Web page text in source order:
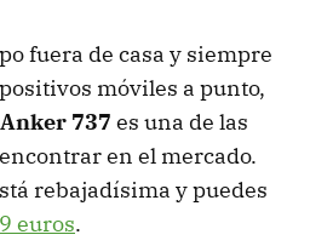
fuera de casa y siempre
móviles a punto,
737 es una de las
en el mercado.
rebajadísima y puedes
euros.